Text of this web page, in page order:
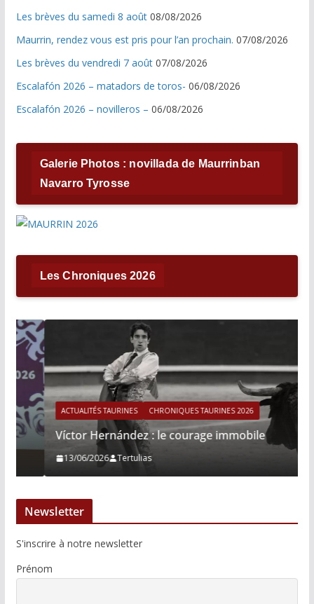
Les brèves du samedi 8 août 08/08/2026
Maurrin, rendez vous est pris pour l’an prochain. 07/08/2026
Les brèves du vendredi 7 août 07/08/2026
Escalafón 2026 – matadors de toros- 06/08/2026
Escalafón 2026 – novilleros – 06/08/2026
Galerie Photos : novillada de Maurrinban
Navarro Tyrosse
Les Chroniques 2026
ACTUALITÉS TAURINES CHRONIQUES TAURINES 2026
Víctor Hernández : le courage immobile
13/06/2026 Tertulias
Newsletter
S'inscrire à notre newsletter
Prénom